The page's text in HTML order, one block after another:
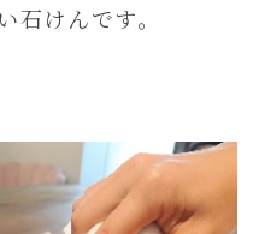
石けんです。